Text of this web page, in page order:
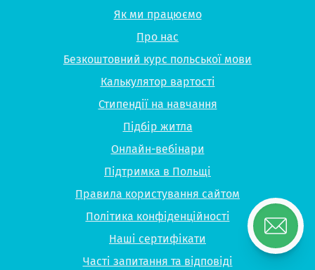
Як ми працюємо
Про нас
Безкоштовний курс польської мови
Калькулятор вартості
Стипендії на навчання
Підбір житла
Онлайн-вебінари
Підтримка в Польщі
Правила користування сайтом
Політика конфіденційності
Наші сертифікати
Часті запитання та відповіді